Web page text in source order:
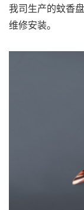
我司生产的蚊香
维修安装。